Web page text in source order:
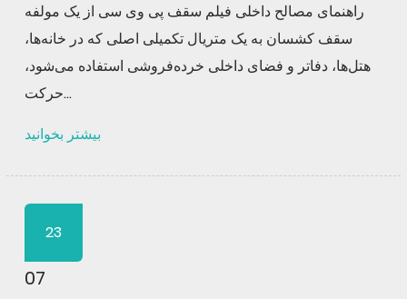
راهنمای مصالح داخلی فیلم سقف پی وی سی از یک مولفه
سقف کشسان به یک متریال تکمیلی اصلی که در خانه‌ها،
هتل‌ها، دفاتر و فضای داخلی خرده‌فروشی استفاده می‌شود،
حرکت...
بیشتر بخوانید
23
07